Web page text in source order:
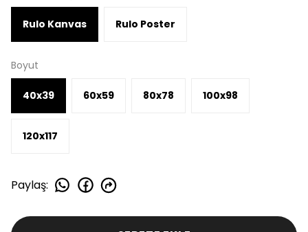
Rulo Kanvas Rulo Poster
Boyut
40x39 60x59 80x78 100x98
120x117
Paylaş: